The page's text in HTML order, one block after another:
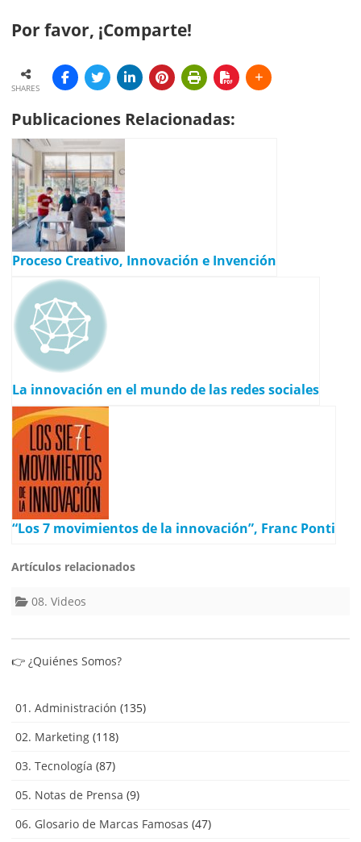
Por favor, ¡Comparte!
SHARES
Publicaciones Relacionadas:
Proceso Creativo, Innovación e Invención
La innovación en el mundo de las redes sociales
“Los 7 movimientos de la innovación”, Franc Ponti
Artículos relacionados
08. Videos
👉 ¿Quiénes Somos?
01. Administración (135)
02. Marketing (118)
03. Tecnología (87)
05. Notas de Prensa (9)
06. Glosario de Marcas Famosas (47)